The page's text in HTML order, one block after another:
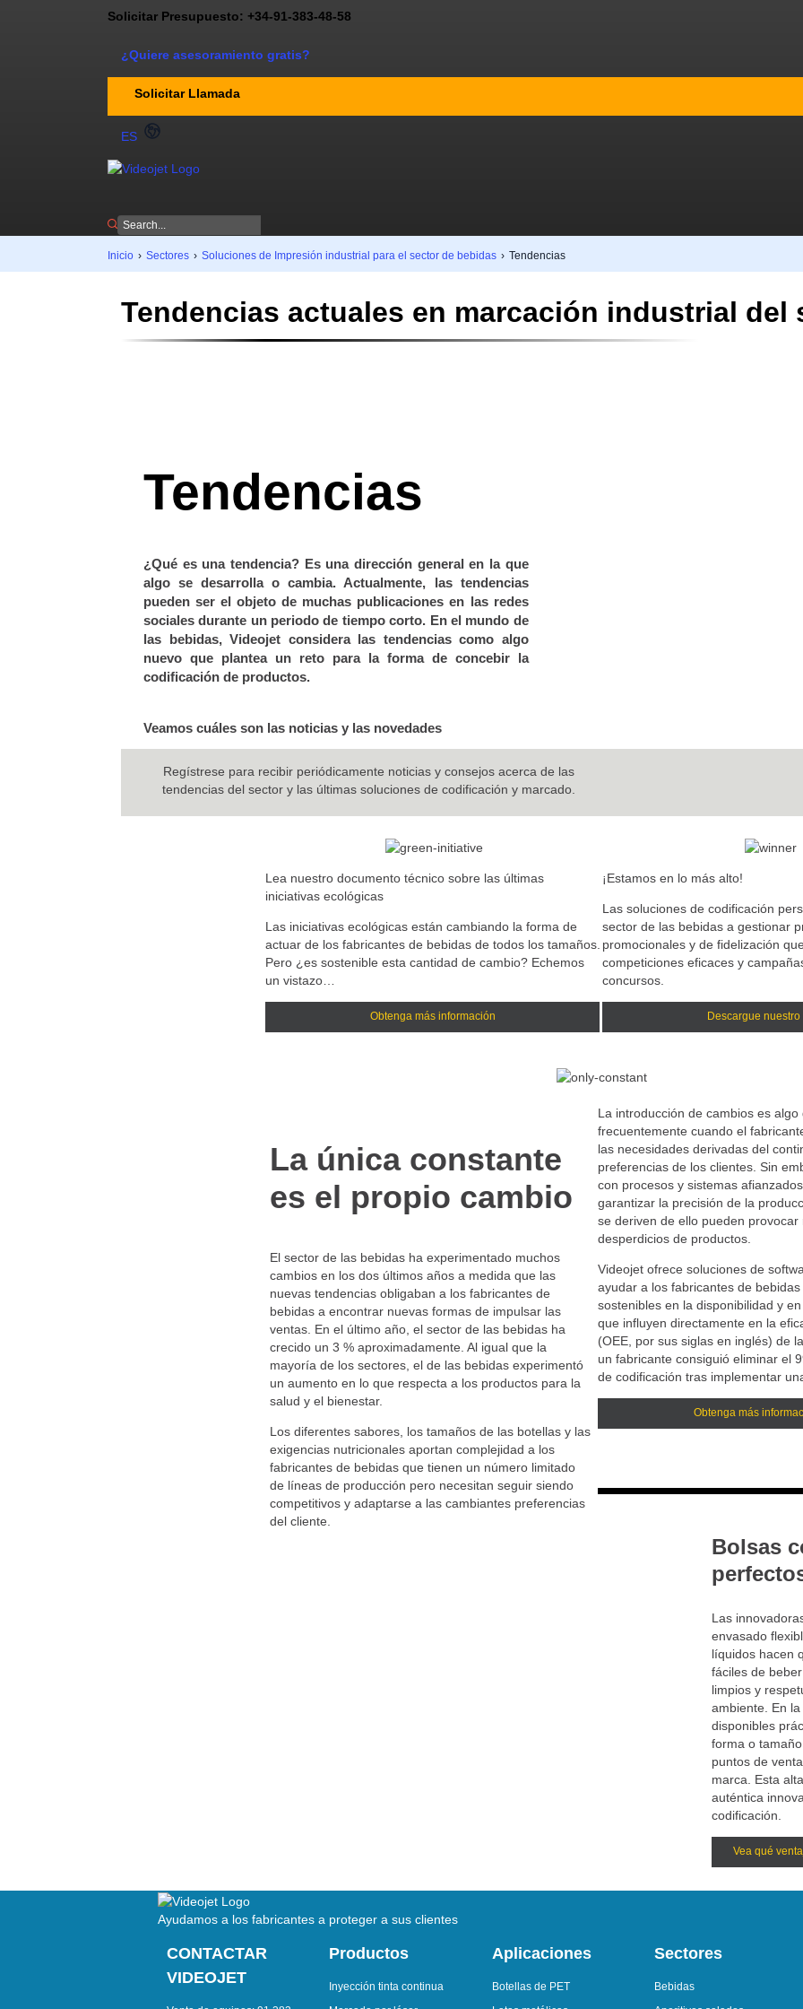
Solicitar Presupuesto: +34-91-383-48-58
¿Quiere asesoramiento gratis?
Solicitar Llamada
ES
Inicio › Sectores › Soluciones de Impresión industrial para el sector de bebidas › Tendencias
Tendencias actuales en marcación industrial del
Tendencias
¿Qué es una tendencia? Es una dirección general en la que
algo se desarrolla o cambia. Actualmente, las tendencias
pueden ser el objeto de muchas publicaciones en las redes
sociales durante un periodo de tiempo corto. En el mundo de
las bebidas, Videojet considera las tendencias como algo
nuevo que plantea un reto para la forma de concebir la
codificación de productos.
Veamos cuáles son las noticias y las novedades
Regístrese para recibir periódicamente noticias y consejos acerca de las
tendencias del sector y las últimas soluciones de codificación y marcado.
Lea nuestro documento técnico sobre las últimas
iniciativas ecológicas
Las iniciativas ecológicas están cambiando la forma de
actuar de los fabricantes de bebidas de todos los tamaños.
Pero ¿es sostenible esta cantidad de cambio? Echemos
un vistazo…
¡Estamos en lo más alto!
Las soluciones de codificación
sector de las bebidas a gestionar
promocionales y de fidelización
competiciones eficaces y
concursos.
Obtenga más información Descargue nuestro
La única constante
es el propio cambio
El sector de las bebidas ha experimentado muchos
cambios en los dos últimos años a medida que las
nuevas tendencias obligaban a los fabricantes de
bebidas a encontrar nuevas formas de impulsar las
ventas. En el último año, el sector de las bebidas ha
crecido un 3 % aproximadamente. Al igual que la
mayoría de los sectores, el de las bebidas experimentó
un aumento en lo que respecta a los productos para la
salud y el bienestar.
Los diferentes sabores, los tamaños de las botellas y las
exigencias nutricionales aportan complejidad a los
fabricantes de bebidas que tienen un número limitado
de líneas de producción pero necesitan seguir siendo
competitivos y adaptarse a las cambiantes preferencias
del cliente.
La introducción de cambios es algo
frecuentemente cuando el
las necesidades derivadas del
preferencias de los clientes. Sin
con procesos y sistemas
garantizar la precisión de la
se deriven de ello pueden
desperdicios de productos.
Videojet ofrece soluciones de
ayudar a los fabricantes de
sostenibles en la disponibilidad y
que influyen directamente en la
(OEE, por sus siglas en inglés) de
un fabricante consiguió eliminar el
de codificación tras implementar
Obtenga más
Bolsas
Las
envasado
líquidos hacen
fáciles de
limpios y
ambiente. En
disponibles
forma o
puntos de
marca. Esta
auténtica
codificación.
Vea qué
Ayudamos a los fabricantes a proteger a sus clientes
CONTACTAR
VIDEOJET
Productos
Inyección tinta continua
Aplicaciones
Botellas de PET
Sectores
Bebidas